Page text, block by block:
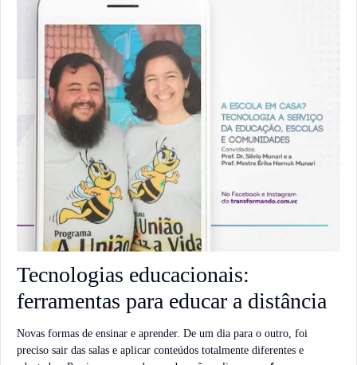
Tecnologias educacionais:
ferramentas para educar a distância
Novas formas de ensinar e aprender. De um dia para o outro, foi
preciso sair das salas e aplicar conteúdos totalmente diferentes e